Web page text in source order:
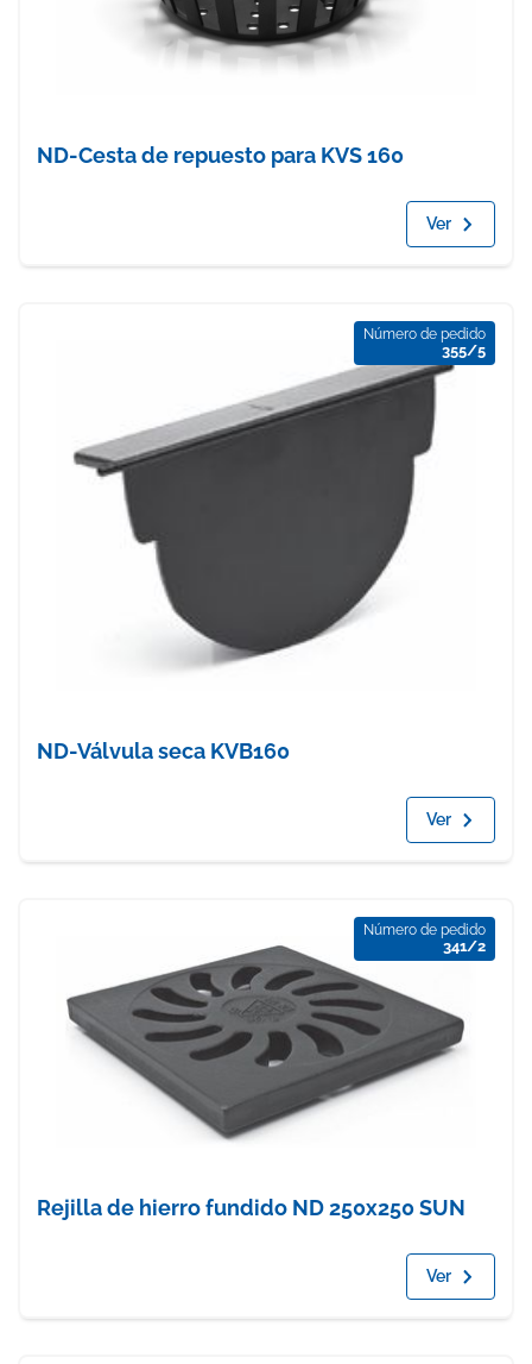
ND-Cesta de repuesto para KVS 160
Ver
Número de pedido
355/5
ND-Válvula seca KVB160
Ver
Número de pedido
341/2
Rejilla de hierro fundido ND 250x250 SUN
Ver